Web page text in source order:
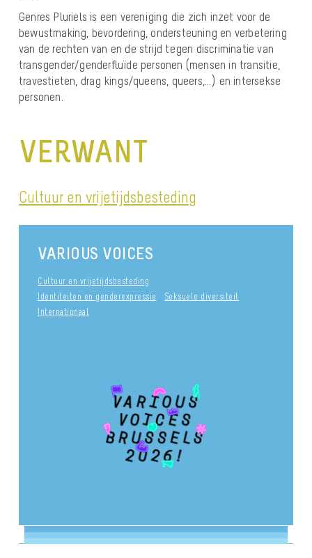
Genres Pluriels is een vereniging die zich inzet voor de
bewustmaking, bevordering, ondersteuning en verbetering
van de rechten van en de strijd tegen discriminatie van
transgender/genderfluïde personen (mensen in transitie,
travestieten, drag kings/queens, queers,…) en intersekse
personen.
VERWANT
Cultuur en vrijetijdsbesteding
VARIOUS VOICES
Cultuur en vrijetijdsbesteding
Identiteiten en genderexpressie
Seksuele diversiteit
Internationaal